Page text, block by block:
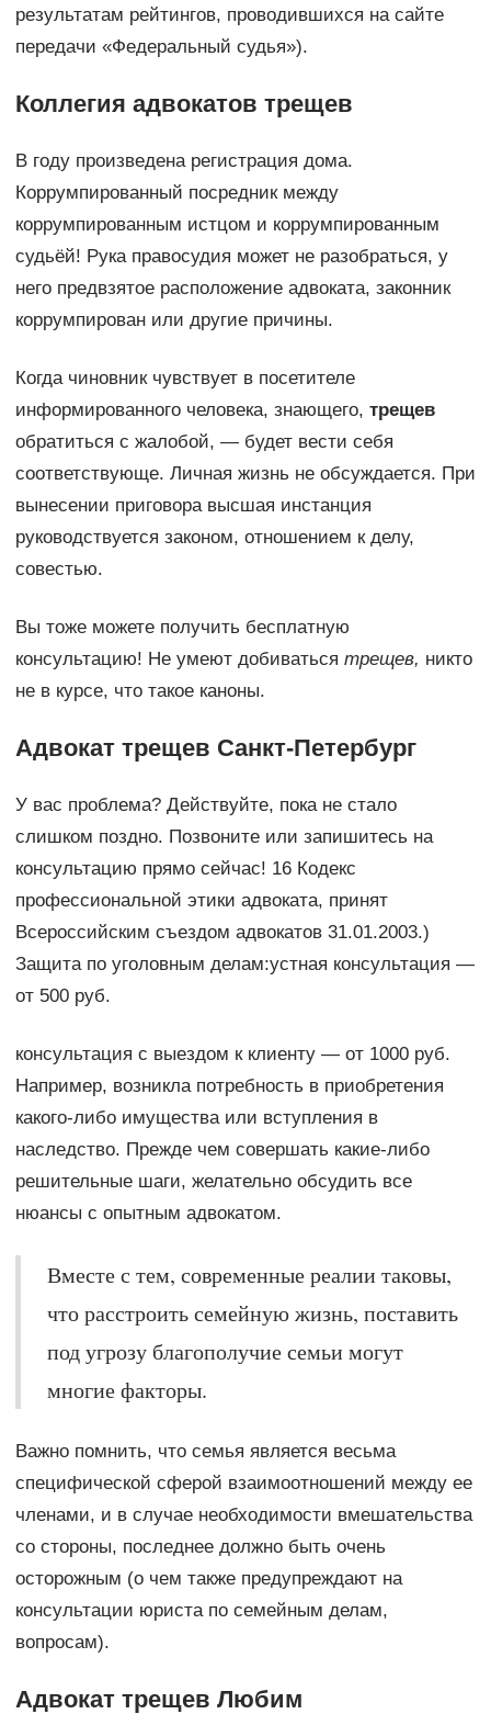
результатам рейтингов, проводившихся на сайте
передачи «Федеральный судья»).
Коллегия адвокатов трещев
В году произведена регистрация дома.
Коррумпированный посредник между
коррумпированным истцом и коррумпированным
судьёй! Рука правосудия может не разобраться, у
него предвзятое расположение адвоката, законник
коррумпирован или другие причины.
Когда чиновник чувствует в посетителе
информированного человека, знающего, трещев
обратиться с жалобой, — будет вести себя
соответствующе. Личная жизнь не обсуждается. При
вынесении приговора высшая инстанция
руководствуется законом, отношением к делу,
совестью.
Вы тоже можете получить бесплатную
консультацию! Не умеют добиваться трещев, никто
не в курсе, что такое каноны.
Адвокат трещев Санкт-Петербург
У вас проблема? Действуйте, пока не стало
слишком поздно. Позвоните или запишитесь на
консультацию прямо сейчас! 16 Кодекс
профессиональной этики адвоката, принят
Всероссийским съездом адвокатов 31.01.2003.)
Защита по уголовным делам:устная консультация —
от 500 руб.
консультация с выездом к клиенту — от 1000 руб.
Например, возникла потребность в приобретения
какого-либо имущества или вступления в
наследство. Прежде чем совершать какие-либо
решительные шаги, желательно обсудить все
нюансы с опытным адвокатом.
Вместе с тем, современные реалии таковы,
что расстроить семейную жизнь, поставить
под угрозу благополучие семьи могут
многие факторы.
Важно помнить, что семья является весьма
специфической сферой взаимоотношений между ее
членами, и в случае необходимости вмешательства
со стороны, последнее должно быть очень
осторожным (о чем также предупреждают на
консультации юриста по семейным делам,
вопросам).
Адвокат трещев Любим